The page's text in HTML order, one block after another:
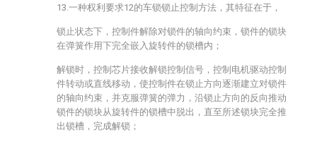
13.一种权利要求12的车锁锁止控制方法，其特征在于，
锁止状态下，控制件解除对锁件的轴向约束，锁件的锁块
在弹簧作用下完全嵌入旋转件的锁槽内；
解锁时，控制芯片接收解锁控制信号，控制电机驱动控制
件转动或直线移动，使控制件在锁止方向逐渐建立对锁件
的轴向约束，并克服弹簧的弹力，沿锁止方向的反向推动
锁件的锁块从旋转件的锁槽中脱出，直至所述锁块完全推
出锁槽，完成解锁；